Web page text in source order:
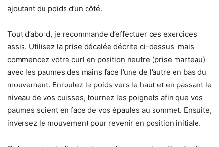
ajoutant du poids d’un côté.
Tout d’abord, je recommande d’effectuer ces exercices
assis. Utilisez la prise décalée décrite ci-dessus, mais
commencez votre curl en position neutre (prise marteau)
avec les paumes des mains face l’une de l’autre en bas du
mouvement. Enroulez le poids vers le haut et en passant le
niveau de vos cuisses, tournez les poignets afin que vos
paumes soient en face de vos épaules au sommet. Ensuite,
inversez le mouvement pour revenir en position initiale.